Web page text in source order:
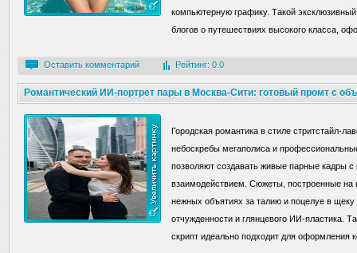
компьютерную графику. Такой
блогов о путешествиях высокого класса,
Оставить комментарий Рейтинг: 0.0
Романтический ИИ-портрет пары в Москва-Сити: готовый промт с
Городская романтика в стиле стритстайл-
небоскребы мегаполиса и
позволяют создавать живые парные кадры
взаимодействием. Сюжеты, построенные на
нежных объятиях за талию и поцелуе в
отчужденности и глянцевого ИИ-пластика.
скрипт идеально подходит для оформления